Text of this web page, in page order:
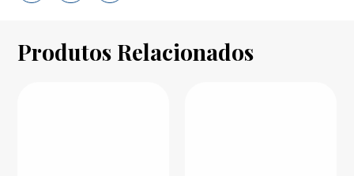
Produtos Relacionados